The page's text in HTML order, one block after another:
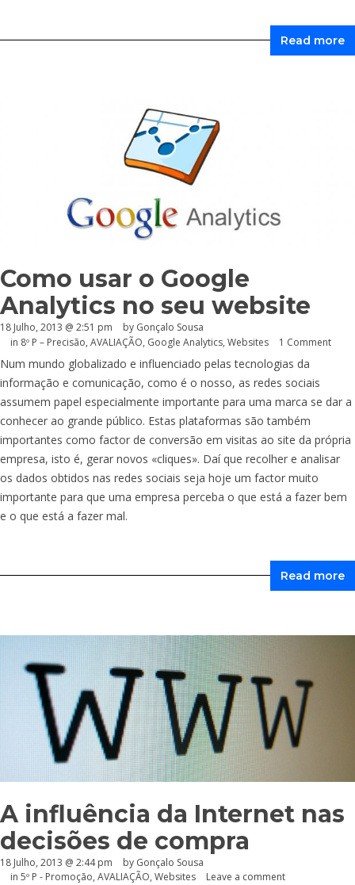
Read more
Como usar o Google
Analytics no seu website
18 Julho, 2013 @ 2:51 pm by Gonçalo Sousa
in 8º P – Precisão, AVALIAÇÃO, Google Analytics, Websites 1 Comment
Num mundo globalizado e influenciado pelas tecnologias da
informação e comunicação, como é o nosso, as redes sociais
assumem papel especialmente importante para uma marca se dar a
conhecer ao grande público. Estas plataformas são também
importantes como factor de conversão em visitas ao site da própria
empresa, isto é, gerar novos «cliques». Daí que recolher e analisar
os dados obtidos nas redes sociais seja hoje um factor muito
importante para que uma empresa perceba o que está a fazer bem
e o que está a fazer mal.
Read more
A influência da Internet nas
decisões de compra
18 Julho, 2013 @ 2:44 pm by Gonçalo Sousa
in 5º P - Promoção, AVALIAÇÃO, Websites Leave a comment